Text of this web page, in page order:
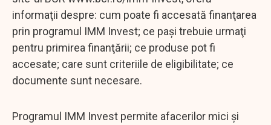
informaţii despre: cum poate fi accesată finanţarea
prin programul IMM Invest; ce paşi trebuie urmaţi
pentru primirea finanţării; ce produse pot fi
accesate; care sunt criteriile de eligibilitate; ce
documente sunt necesare.
Programul IMM Invest permite afacerilor mici şi